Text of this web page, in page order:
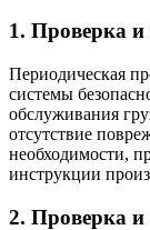
1. Проверка и
Периодическая
системы
обслуживания
отсутствие
необходимости,
инструкции
2. Проверка и